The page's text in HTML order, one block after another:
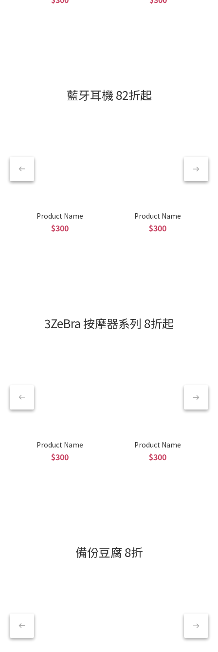
藍牙耳機 82折起
Product Name
$300
Product Name
$300
3ZeBra 按摩器系列 8折起
Product Name
$300
Product Name
$300
備份豆腐 8折